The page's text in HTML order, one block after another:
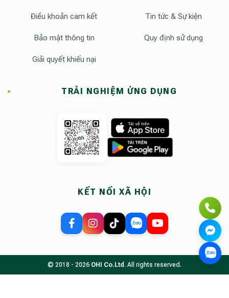
Điều khoản cam kết
Bảo mật thông tin
Giải quyết khiếu nại
Tin tức & Sự kiện
Quy định sử dụng
TRẢI NGHIỆM ỨNG DỤNG
KẾT NỐI XÃ HỘI
© 2018 - 2026 OHI Co.Ltd. All rights reserved.